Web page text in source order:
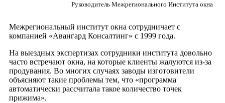
Руководитель Межрегионального Института окна
Межрегиональный институт окна сотрудничает с
компанией «Авангард Консалтинг» с 1999 года.
На выездных экспертизах сотрудники института довольно
часто встречают окна, на которые клиенты жалуются из-за
продувания. Во многих случаях заводы изготовители
объясняют такие проблемы тем, что «программа
автоматически рассчитала такое количество точек
прижима».